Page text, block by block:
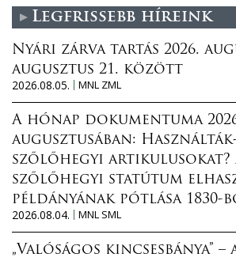
Legfrissebb híreink
Nyári zárva tartás 2026.
augusztus 21. között
2026.08.05.
MNL ZML
A hónap dokumentuma
augusztusában:
szőlőhegyi artikulusokat?
szőlőhegyi statútum
példányának pótlása 1830-
2026.08.04.
MNL SML
„Valóságos kincsesbánya” –